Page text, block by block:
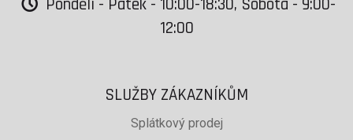
Pondělí - Pátek - 10:00-18:30, Sobota - 9:00-
12:00
SLUŽBY ZÁKAZNÍKŮM
Splátkový prodej